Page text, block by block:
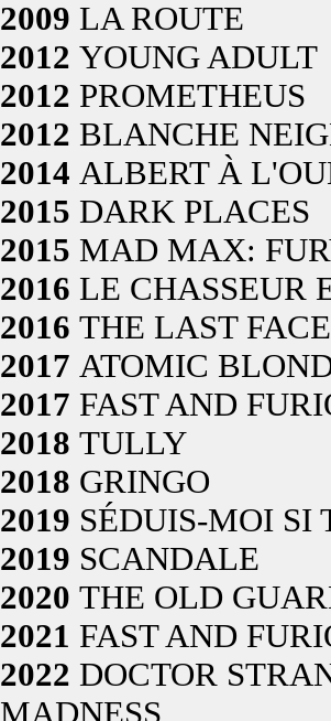
2009 LA ROUTE
2012 YOUNG ADULT
2012 PROMETHEUS
2012 BLANCHE
2014 ALBERT À
2015 DARK PLACES
2015 MAD MAX:
2016 LE CHASSEUR
2016 THE LAST FACE
2017 ATOMIC
2017 FAST AND
2018 TULLY
2018 GRINGO
2019 SÉDUIS-MOI SI
2019 SCANDALE
2020 THE OLD
2021 FAST AND
2022 DOCTOR
MADNESS